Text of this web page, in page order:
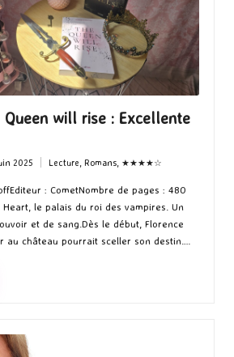
will rise : Excellente
2025
Posted
in
Lecture Romans, ★★★★☆
: CometNombre de pages : 480
Heart, le palais du roi des vampires. Un
et de sang.Dès le début, Florence
au château pourrait sceller son destin.…